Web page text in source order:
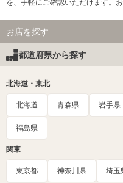
を、手軽にご確認いただけます。
お店を探す
都道府県から探す
北海道・東北
北海道 青森県 岩手県
福島県
関東
東京都 神奈川県 埼玉